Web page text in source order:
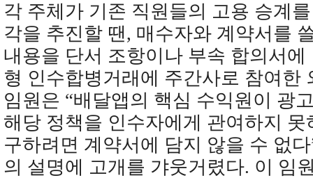
각 주체가 기존 직원들의 고용 승계
각을 추진할 땐, 매수자와 계약서를
내용을 단서 조항이나 부속 합의서
형 인수합병거래에 주간사로 참여한
임원은 “배달앱의 핵심 수익원이 광
해당 정책을 인수자에게 관여하지
구하려면 계약서에 담지 않을 수 없
의 설명에 고개를 갸웃거렸다. 이 임